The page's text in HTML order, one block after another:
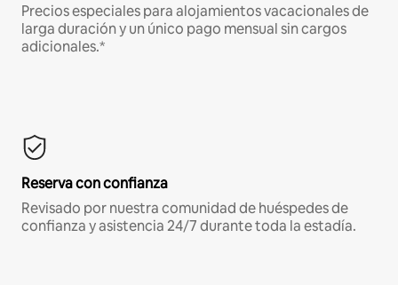
Precios especiales para alojamientos vacacionales de
larga duración y un único pago mensual sin cargos
adicionales.*
Reserva con confianza
Revisado por nuestra comunidad de huéspedes de
confianza y asistencia 24/7 durante toda la estadía.